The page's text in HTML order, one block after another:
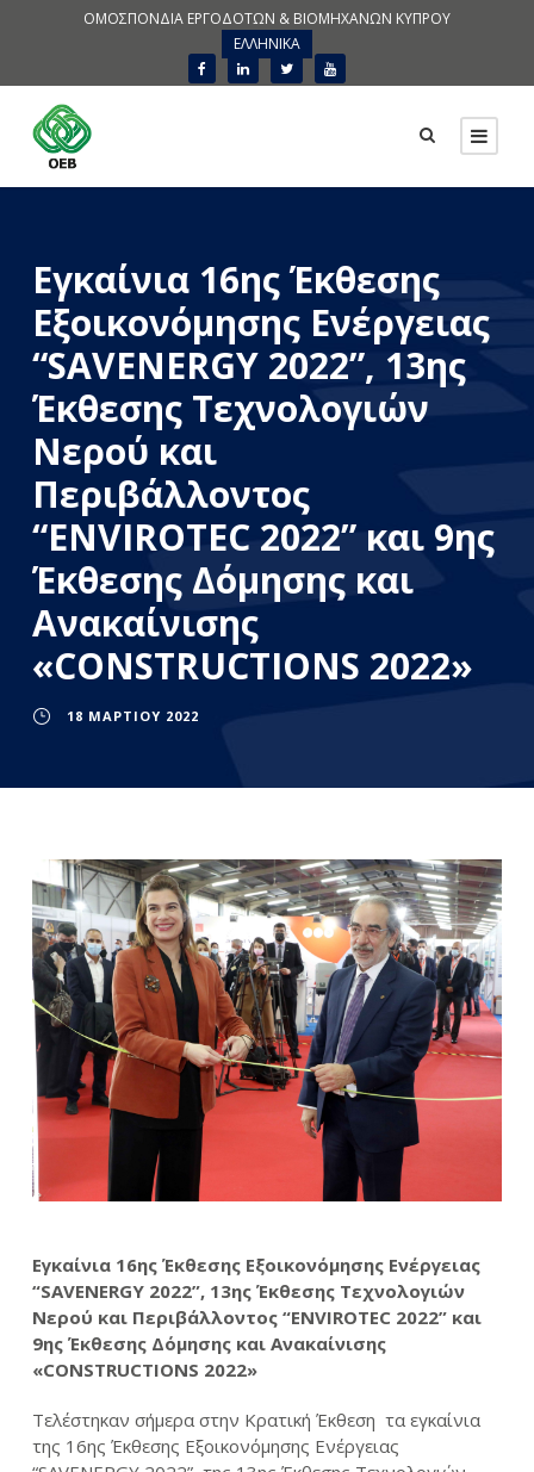
ΟΜΟΣΠΟΝΔΙΑ ΕΡΓΟΔΟΤΩΝ & ΒΙΟΜΗΧΑΝΩΝ ΚΥΠΡΟΥ
ΕΛΛΗΝΙΚΑ
Εγκαίνια 16ης Έκθεσης
Εξοικονόμησης Ενέργειας
“SAVENERGY 2022”, 13ης
Έκθεσης Τεχνολογιών
Νερού και
Περιβάλλοντος
“ENVIROTEC 2022” και 9ης
Έκθεσης Δόμησης και
Ανακαίνισης
«CONSTRUCTIONS 2022»
18 ΜΑΡΤΊΟΥ 2022
Εγκαίνια 16ης Έκθεσης Εξοικονόμησης Ενέργειας
“SAVENERGY 2022”, 13ης Έκθεσης Τεχνολογιών
Νερού και Περιβάλλοντος “ENVIROTEC 2022” και
9ης Έκθεσης Δόμησης και Ανακαίνισης
«CONSTRUCTIONS 2022»
Τελέστηκαν σήμερα στην Κρατική Έκθεση τα εγκαίνια
της 16ης Έκθεσης Εξοικονόμησης Ενέργειας